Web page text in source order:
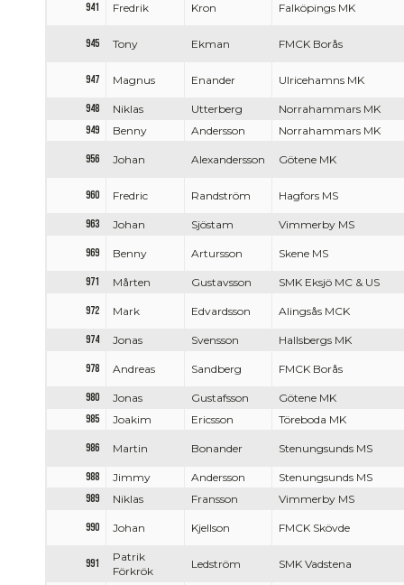
941 Fredrik Kron Falköpings MK
945 Tony Ekman FMCK Borås
947 Magnus Enander Ulricehamns MK
948 Niklas Utterberg
Norrahammars MK
949
Benny Andersson Norrahammars MK
956 Johan Alexandersson Götene MK
960 Fredric Randström Hagfors MS
963 Johan Sjöstam Vimmerby MS
969 Benny Artursson Skene MS
971 Mårten Gustavsson SMK Eksjö MC & US
972 Mark Edvardsson Alingsås MCK
974 Jonas Svensson Hallsbergs MK
978 Andreas Sandberg FMCK Borås
980 Jonas Gustafsson
Götene MK
985
Joakim Ericsson Töreboda MK
986 Martin Bonander Stenungsunds MS
988 Jimmy Andersson
Stenungsunds MS
989
Niklas Fransson Vimmerby MS
990 Johan Kjellson FMCK Skövde
991
Patrik
Förkrök
Ledström SMK Vadstena